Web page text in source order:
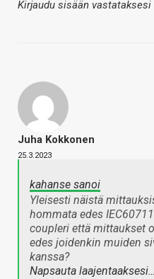
Kirjaudu sisään vastataksesi
Juha Kokkonen
25.3.2023
kahanse sanoi
Yleisesti näistä
hommata edes
coupleri että mittaukset
edes joidenkin muiden
kanssa?
Napsauta laajentaaksesi…